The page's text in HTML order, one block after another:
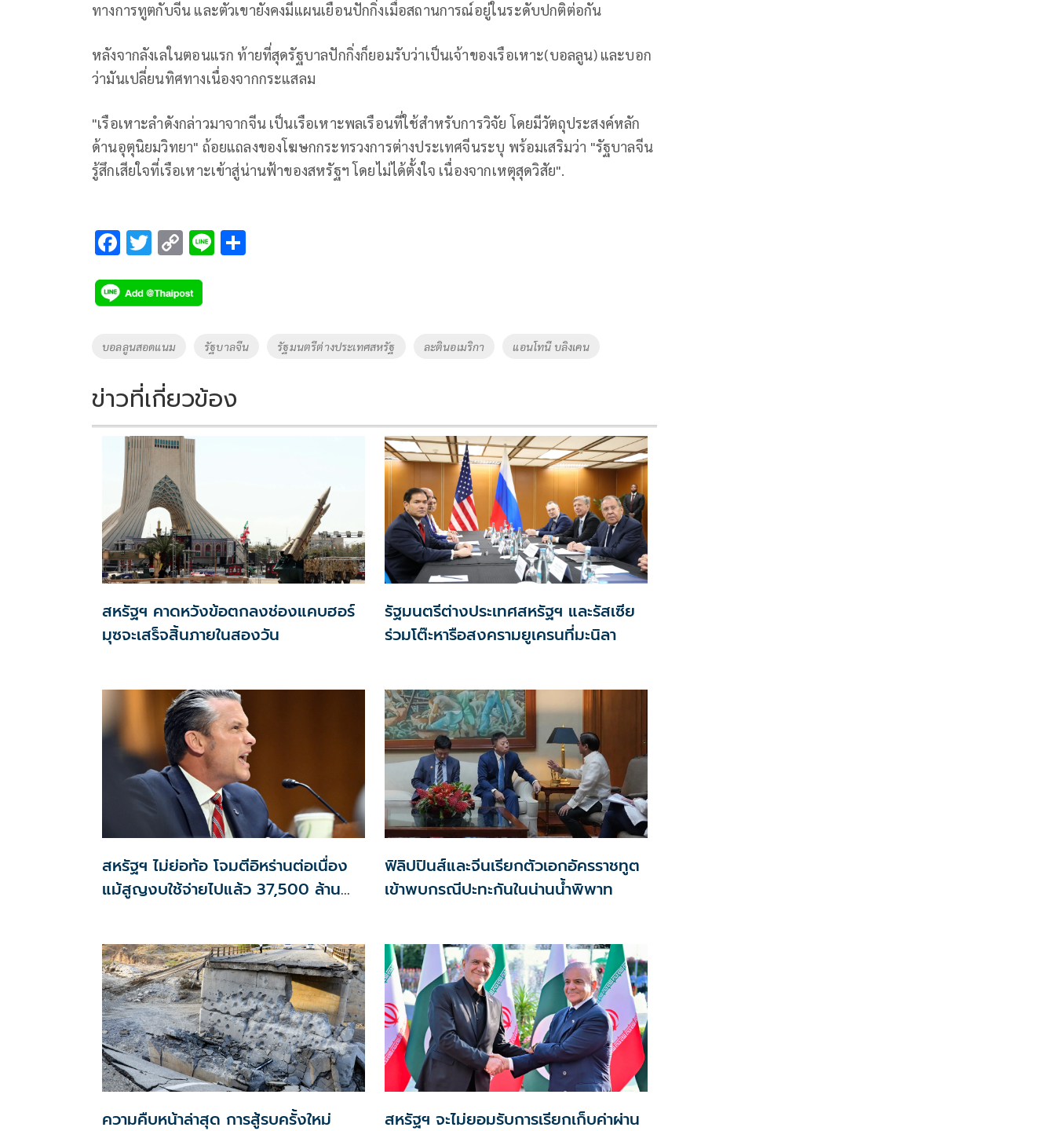
ทางการทูตกับจีน และตัวเขายังคงมีแผนเยือนปักกิ่งเมื่อสถานการณ์อยู่ในระดับปกติต่อกัน
หลังจากลังเลในตอนแรก ท้ายที่สุดรัฐบาลปักกิ่งก็ยอมรับว่าเป็นเจ้าของเรือเหาะ(บอลลูน) และบอก
ว่ามันเปลี่ยนทิศทางเนื่องจากกระแสลม
"เรือเหาะลำดังกล่าวมาจากจีน เป็นเรือเหาะพลเรือนที่ใช้สำหรับการวิจัย โดยมีวัตถุประสงค์หลัก
ด้านอุตุนิยมวิทยา" ถ้อยแถลงของโฆษกกระทรวงการต่างประเทศจีนระบุ พร้อมเสริมว่า "รัฐบาลจีน
รู้สึกเสียใจที่เรือเหาะเข้าสู่น่านฟ้าของสหรัฐฯ โดยไม่ได้ตั้งใจ เนื่องจากเหตุสุดวิสัย".
F
e
b
o
k
T
tt
er
C
p
y
k
Li
Tags
บอลลูนสอดแนม รัฐบาลจีน รัฐมนตรีต่างประเทศสหรัฐ ละตินอเมริกา แอนโทนี บลิงเคน
ข่าวที่เกี่ยวข้อง
สหรัฐฯ คาดหวังข้อตกลงช่องแคบฮอร์
มุซจะเสร็จสิ้นภายในสองวัน
รัฐมนตรีต่างประเทศสหรัฐฯ และรัสเซีย
ร่วมโต๊ะหารือสงครามยูเครนที่มะนิลา
สหรัฐฯ ไม่ย่อท้อ โจมตีอิหร่านต่อเนื่อง
แม้สูญงบใช้จ่ายไปแล้ว 37,500 ล้าน
ฟิลิปปินส์และจีนเรียกตัวเอกอัครราชทูต
เข้าพบกรณีปะทะกันในน่านน้ำพิพาท
ความคืบหน้าล่าสุด การสู้รบครั้งใหม่ สหรัฐฯ จะไม่ยอมรับการเรียกเก็บค่าผ่าน